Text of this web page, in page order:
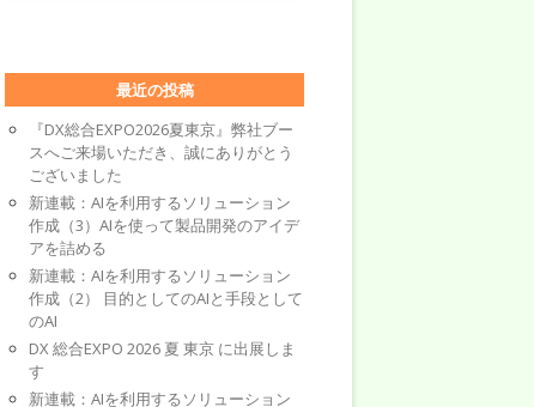
最近の投稿
『DX総合EXPO2026夏東京』弊社ブー
スへご来場いただき、誠にありがとう
ございました
新連載：AIを利用するソリューション
作成（3）AIを使って製品開発のアイデ
アを詰める
新連載：AIを利用するソリューション
作成（2） 目的としてのAIと手段として
のAI
DX 総合EXPO 2026 夏 東京 に出展しま
す
新連載：AIを利用するソリューション